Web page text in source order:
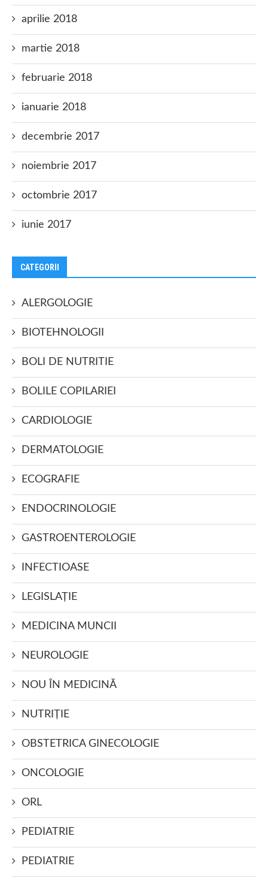
aprilie 2018
martie 2018
februarie 2018
ianuarie 2018
decembrie 2017
noiembrie 2017
octombrie 2017
iunie 2017
CATEGORII
ALERGOLOGIE
BIOTEHNOLOGII
BOLI DE NUTRITIE
BOLILE COPILARIEI
CARDIOLOGIE
DERMATOLOGIE
ECOGRAFIE
ENDOCRINOLOGIE
GASTROENTEROLOGIE
INFECTIOASE
LEGISLAŢIE
MEDICINA MUNCII
NEUROLOGIE
NOU ÎN MEDICINĂ
NUTRIŢIE
OBSTETRICA GINECOLOGIE
ONCOLOGIE
ORL
PEDIATRIE
PEDIATRIE